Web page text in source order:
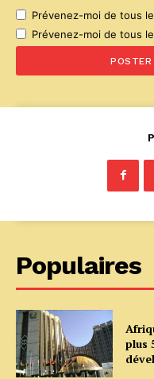
Prévenez-moi de tous
Prévenez-moi de tous
Populaires
plus